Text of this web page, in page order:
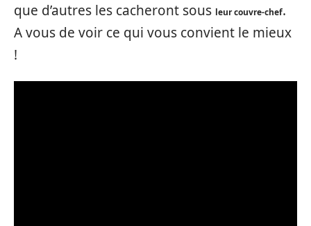
que d’autres les cacheront sous leur couvre-chef.
A vous de voir ce qui vous convient le mieux
!